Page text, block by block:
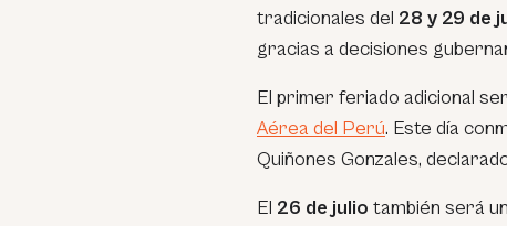
tradicionales del 28 y 29 de
gracias a decisiones
El primer feriado adicional
Aérea del Perú. Este día
Quiñones Gonzales,
El 26 de julio también será